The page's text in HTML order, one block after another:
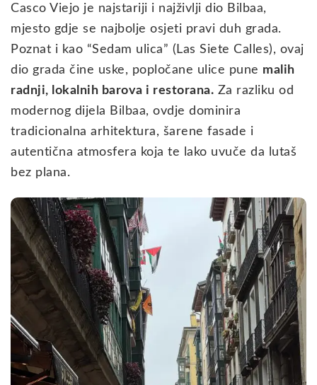
Casco Viejo je najstariji i najživlji dio Bilbaa,
mjesto gdje se najbolje osjeti pravi duh grada.
Poznat i kao “Sedam ulica” (Las Siete Calles), ovaj
dio grada čine uske, popločane ulice pune malih
radnji, lokalnih barova i restorana. Za razliku od
modernog dijela Bilbaa, ovdje dominira
tradicionalna arhitektura, šarene fasade i
autentična atmosfera koja te lako uvuče da lutaš
bez plana.